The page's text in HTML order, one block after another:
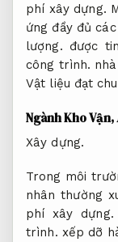
phí xây dựng.
ứng đầy đủ
lượng. được
công trình.
Vật liệu đạt
Ngành Kho Vận,
Xây dựng.
Trong môi
nhân thường
phí xây dựng.
trình. xếp dỡ